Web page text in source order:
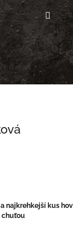
najkrehkejší kus
chuťou